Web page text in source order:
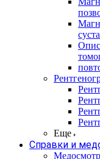
Еще
Справки и
Медосмотр